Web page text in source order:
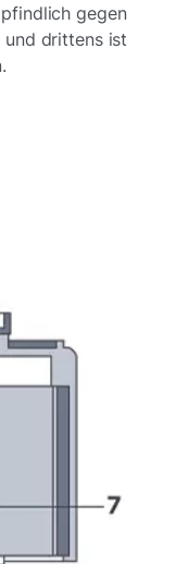
gegen
und drittens ist